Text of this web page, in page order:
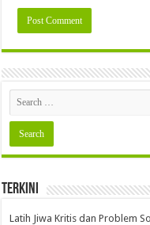
Terkini
Latih Jiwa Kritis dan Problem